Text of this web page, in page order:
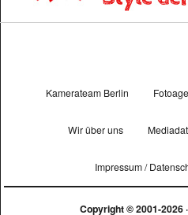
Kamerateam Berlin
Wir über uns
Impressum /
Copyright © 2001-2026 ·